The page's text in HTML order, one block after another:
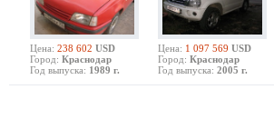
Цена: 238 602 USD
Город: Краснодар
Год выпуска: 1989 г.
Цена: 1 097 569 USD
Город: Краснодар
Год выпуска: 2005 г.